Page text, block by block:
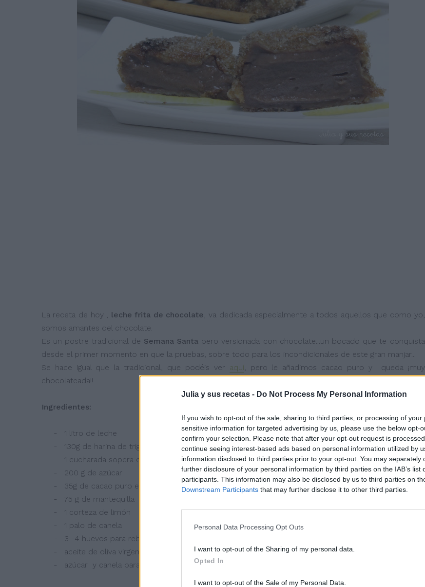
Julia y sus recetas - Do Not Process My Personal Information
If you wish to opt-out of the sale, sharing to third parties, or processing of your
sensitive information for targeted advertising by us, please use the below opt-
confirm your selection. Please note that after your opt-out request is
continue seeing interest-based ads based on personal information utilized by
information disclosed to third parties prior to your opt-out. You may separately
further disclosure of your personal information by third parties on the IAB’s list
participants. This information may also be disclosed by us to third parties on
Downstream Participants that may further disclose it to other third parties.
Personal Data Processing Opt Outs
I want to opt-out of the Sharing of my personal data.
Opted In
I want to opt-out of the Sale of my Personal Data.
La receta de hoy , leche frita de chocolate, va dedicada especialmente a todos aquellos que como yo,
somos amantes del chocolate.
Es un postre tradicional de Semana Santa pero versionada con chocolate...un bocado que te conquista
desde el primer momento en que la pruebas, sobre todo para los incondicionales de este gran manjar...
Se hace igual que la tradicional, que podéis ver aquí, pero le añadimos cacao puro y queda ¡muy
chocolateada!!
Ingredientes:
- 1 litro de leche
- 130g de harina de trigo normal
- 1 cucharada sopera de Maizena (harina de maíz refinada
- 200 g de azúcar
- 35g de cacao puro en polvo
- 75 g de mantequilla
- 1 corteza de limón
- 1 palo de canela
- 3 -4 huevos para rebozar
- aceite de oliva virgen
- azúcar y canela para rebozar